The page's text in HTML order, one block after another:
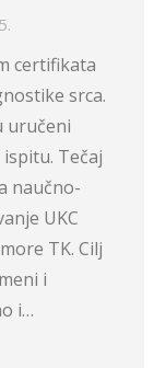
certifikata
srca.
uručeni
Tečaj
naučno-
UKC
TK. Cilj
i
i…